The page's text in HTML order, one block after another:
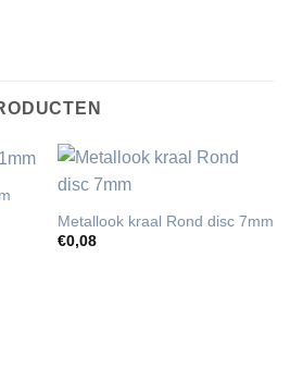
Metallook kraal Rond disc 7mm
€0,08